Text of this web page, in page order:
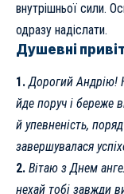
внутрішньої сили.
одразу надіслати.
Душевні
1. Дорогий Андрію!
йде поруч і береже
й упевненість,
завершувалася
2. Вітаю з Днем
нехай тобі завжди